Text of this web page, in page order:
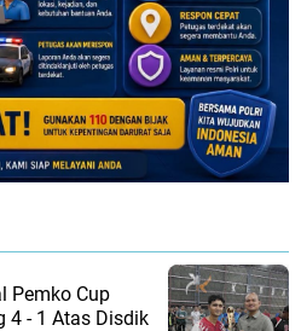
Pemko Cup
4 - 1 Atas Disdik